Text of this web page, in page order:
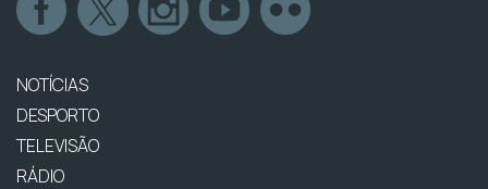
NOTÍCIAS
DESPORTO
TELEVISÃO
RÁDIO